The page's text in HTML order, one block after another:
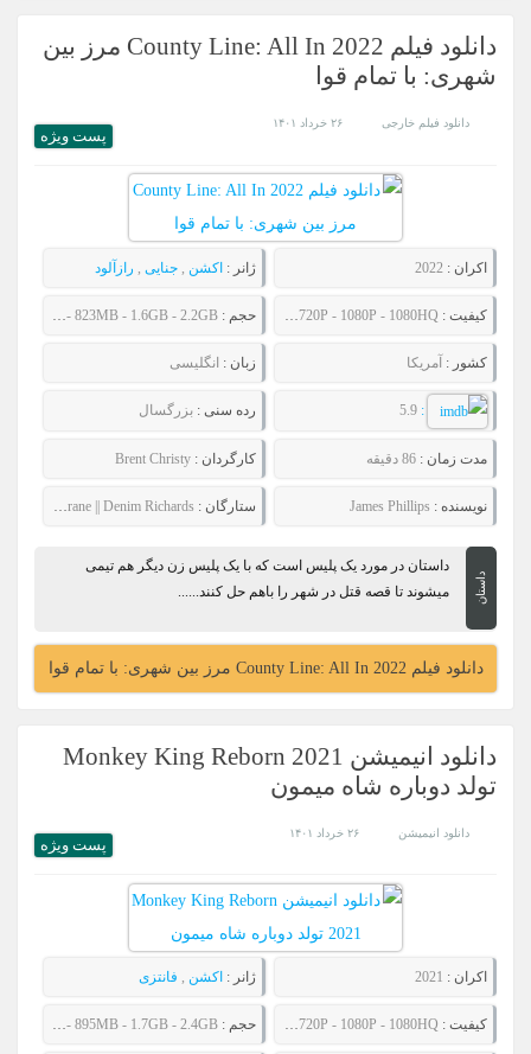
دانلود فیلم County Line: All In 2022 مرز بین
شهری: با تمام قوا
دانلود فیلم خارجی ۲۶ خرداد ۱۴۰۱
پست ويژه
اکران : 2022 ژانر : اکشن جنایی رازآلود
کیفیت : 480P - 720P - 1080P - 1080HQ حجم : 587MB - 823MB - 1.6GB - 2.2GB
کشور : آمریکا زبان : انگلیسی
:
5.9 رده سنی : بزرگسال
مدت زمان :86 دقیقه کارگردان : Brent Christy
نویسنده : James Phillips ستارگان : Tom Wopat || Kelsey Crane || Denim Richards
داستان
داستان در مورد یک پلیس است که با یک پلیس زن دیگر هم تیمی
میشوند تا قصه قتل در شهر را باهم حل کنند......
دانلود فیلم County Line: All In 2022 مرز بین شهری: با تمام قوا
دانلود انیمیشن Monkey King Reborn 2021
تولد دوباره شاه میمون
دانلود انیمیشن ۲۶ خرداد ۱۴۰۱
پست ويژه
اکران : 2021 ژانر : اکشن , فانتزی
کیفیت : 480P - 720P - 1080P - 1080HQ حجم : 633MB - 895MB - 1.7GB - 2.4GB